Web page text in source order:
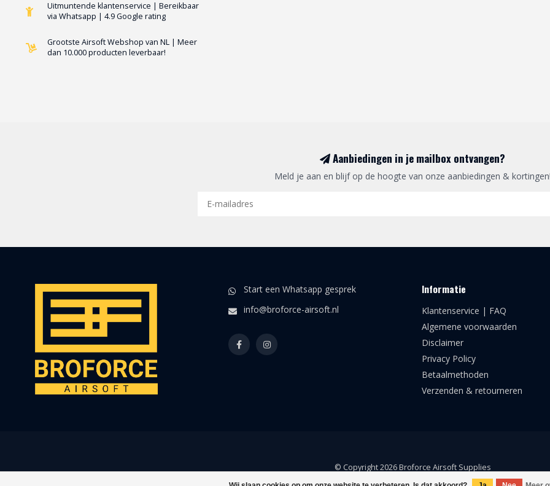
Uitmuntende klantenservice | Bereikbaar
via Whatsapp | 4.9 Google rating
Grootste Airsoft Webshop van NL | Meer
dan 10.000 producten leverbaar!
Aanbiedingen in je mailbox ontvangen?
Meld je aan en blijf op de hoogte van onze aanbiedingen & kortingen!
Start een Whatsapp gesprek
info@broforce-airsoft.nl
Informatie
Klantenservice | FAQ
Algemene voorwaarden
Disclaimer
Privacy Policy
Betaalmethoden
Verzenden & retourneren
© Copyright 2026 Broforce Airsoft Supplies